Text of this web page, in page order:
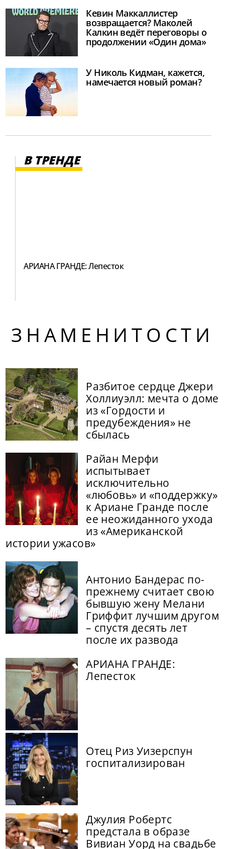
Кевин Маккаллистер
возвращается? Маколей
Калкин ведёт переговоры о
продолжении «Один дома»
У Николь Кидман, кажется,
намечается новый роман?
В ТРЕНДЕ
АРИАНА ГРАНДЕ: Лепесток
ЗНАМЕНИТОСТИ
Разбитое сердце Джери
Холлиуэлл: мечта о доме
из «Гордости и
предубеждения» не
сбылась
Райан Мерфи
испытывает
исключительно
«любовь» и «поддержку»
к Ариане Гранде после
ее неожиданного ухода
из «Американской
истории ужасов»
Антонио Бандерас по-
прежнему считает свою
бывшую жену Мелани
Гриффит лучшим другом
– спустя десять лет
после их развода
АРИАНА ГРАНДЕ:
Лепесток
Отец Риз Уизерспун
госпитализирован
Джулия Робертс
предстала в образе
Вивиан Уорд на свадьбе